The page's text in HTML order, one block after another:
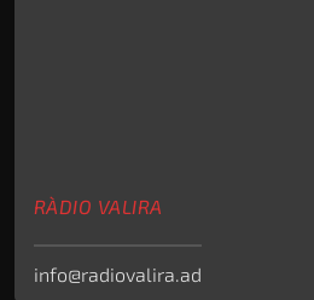
RÀDIO VALIRA
info@radiovalira.ad